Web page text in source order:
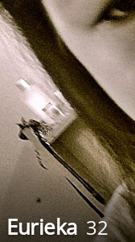
Eurieka 32